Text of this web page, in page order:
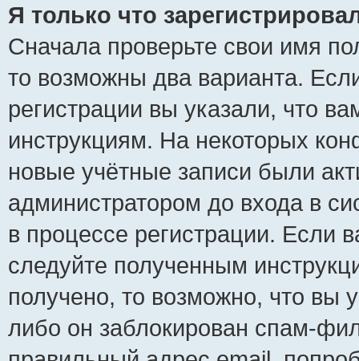
Я только что
Сначала проверьте свои имя
то возможны два варианта.
регистрации вы указали, что
инструкциям. На некоторых
новые учётные записи были
администратором до входа в
в процессе регистрации.
следуйте полученным
получено, то возможно, что вы
либо он заблокирован спам-